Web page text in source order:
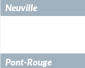
Neuville
Pont-Rouge